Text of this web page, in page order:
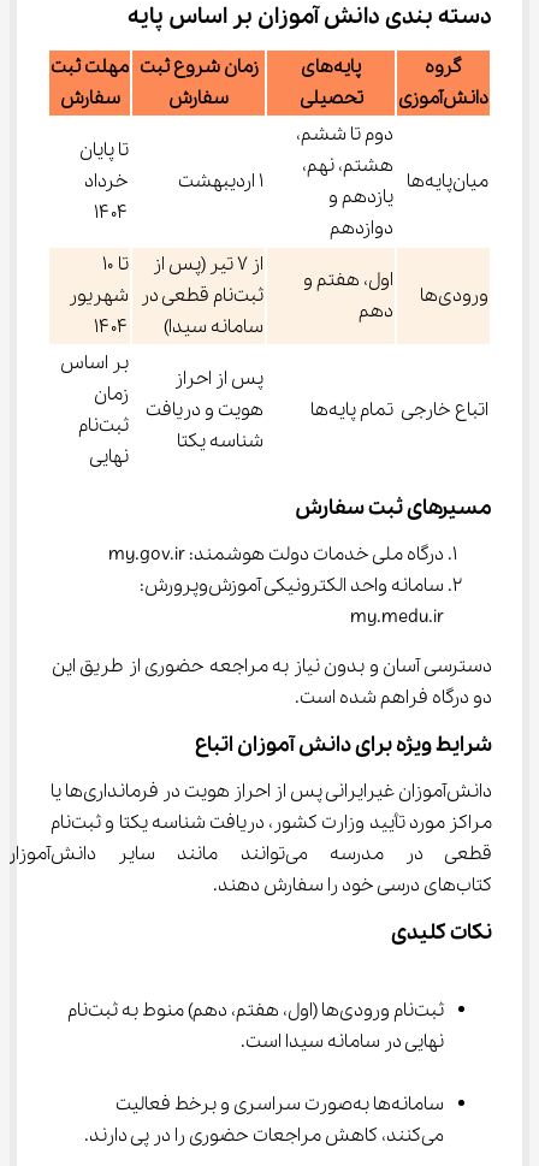
دسته بندی دانش آموزان بر اساس پایه
گروه
دانش‌آموزی
پایه‌های
تحصیلی
زمان شروع ثبت
سفارش
مهلت ثبت
سفارش
میان‌پایه‌ها
دوم تا ششم،
هشتم، نهم،
یازدهم و
دوازدهم
۱ اردیبهشت
تا پایان
خرداد
۱۴۰۴
ورودی‌ها
اول، هفتم و
دهم
از ۷ تیر (پس از
ثبت‌نام قطعی در
سامانه سیدا)
تا ۱۰
شهریور
۱۴۰۴
اتباع خارجی تمام پایه‌ها
پس از احراز
هویت و دریافت
شناسه یکتا
بر اساس
زمان
ثبت‌نام
نهایی
مسیرهای ثبت سفارش
درگاه ملی خدمات دولت هوشمند: my.gov.ir
سامانه واحد الکترونیکی آموزش‌وپرورش:
my.medu.ir
دسترسی آسان و بدون نیاز به مراجعه حضوری از طریق این
دو درگاه فراهم شده است.
شرایط ویژه برای دانش آموزان اتباع
دانش‌آموزان غیرایرانی پس از احراز هویت در فرمانداری‌ها یا
مراکز مورد تأیید وزارت کشور، دریافت شناسه یکتا و ثبت‌نام
قطعی در مدرسه می‌توانند مانند سایر دانش‌آموزان
کتاب‌های درسی خود را سفارش دهند.
نکات کلیدی
ثبت‌نام ورودی‌ها (اول، هفتم، دهم) منوط به ثبت‌نام
نهایی در سامانه سیدا است.
سامانه‌ها به‌صورت سراسری و برخط فعالیت
می‌کنند، کاهش مراجعات حضوری را در پی دارند.